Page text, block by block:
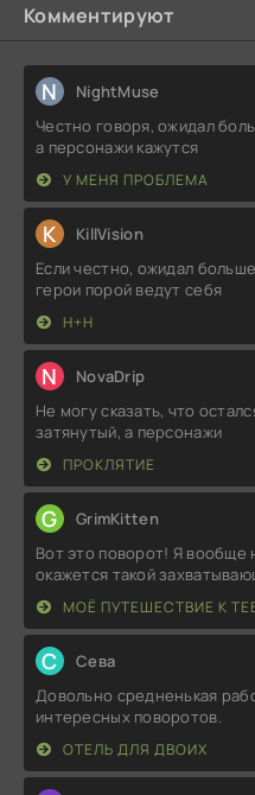
Комментируют
N NightMuse
Честно говоря, ожидал
а персонажи кажутся
У МЕНЯ ПРОБЛЕМА
K KillVision
Если честно, ожидал
герои порой ведут себя
Н+Н
N NovaDrip
Не могу сказать, что
затянутый, а персонажи
ПРОКЛЯТИЕ
G GrimKitten
Вот это поворот! Я вообще
окажется такой
МОЁ ПУТЕШЕСТВИЕ К
С Севa
Довольно средненькая
интересных поворотов.
ОТЕЛЬ ДЛЯ ДВОИХ